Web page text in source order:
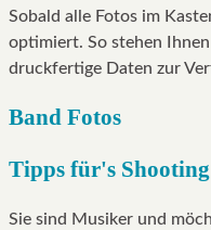
Sobald alle Fotos im
optimiert. So stehen
druckfertige Daten zur
Band Fotos
Tipps für's Shooting
Sie sind Musiker und